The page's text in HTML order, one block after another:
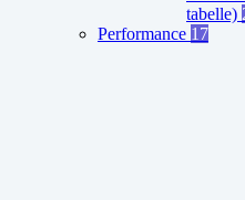
tabelle)
Performance 17